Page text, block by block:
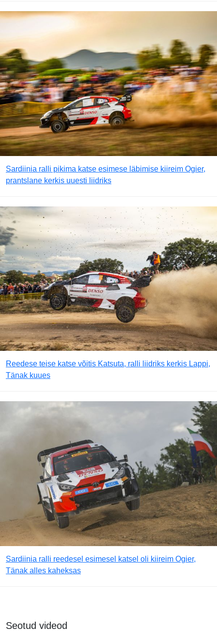
Sardiinia ralli pikima katse esimese läbimise kiireim Ogier,
prantslane kerkis uuesti liidriks
Reedese teise katse võitis Katsuta, ralli liidriks kerkis Lappi,
Tänak kuues
Sardiinia ralli reedesel esimesel katsel oli kiireim Ogier,
Tänak alles kaheksas
Seotud videod